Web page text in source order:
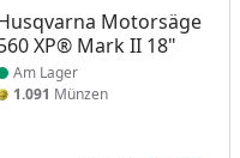
Motorsäge
XP® Mark II 18"
am Lager
Am Lager
1.091 Münzen